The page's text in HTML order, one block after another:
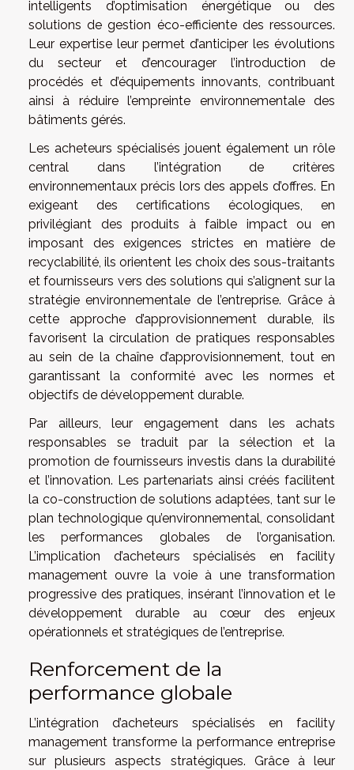
intelligents d’optimisation énergétique ou des
solutions de gestion éco-efficiente des ressources.
Leur expertise leur permet d’anticiper les évolutions
du secteur et d’encourager l’introduction de
procédés et d’équipements innovants, contribuant
ainsi à réduire l’empreinte environnementale des
bâtiments gérés.
Les acheteurs spécialisés jouent également un rôle
central dans l’intégration de critères
environnementaux précis lors des appels d’offres. En
exigeant des certifications écologiques, en
privilégiant des produits à faible impact ou en
imposant des exigences strictes en matière de
recyclabilité, ils orientent les choix des sous-traitants
et fournisseurs vers des solutions qui s’alignent sur la
stratégie environnementale de l’entreprise. Grâce à
cette approche d’approvisionnement durable, ils
favorisent la circulation de pratiques responsables
au sein de la chaîne d’approvisionnement, tout en
garantissant la conformité avec les normes et
objectifs de développement durable.
Par ailleurs, leur engagement dans les achats
responsables se traduit par la sélection et la
promotion de fournisseurs investis dans la durabilité
et l’innovation. Les partenariats ainsi créés facilitent
la co-construction de solutions adaptées, tant sur le
plan technologique qu’environnemental, consolidant
les performances globales de l’organisation.
L’implication d’acheteurs spécialisés en facility
management ouvre la voie à une transformation
progressive des pratiques, insérant l’innovation et le
développement durable au cœur des enjeux
opérationnels et stratégiques de l’entreprise.
Renforcement de la
performance globale
L’intégration d’acheteurs spécialisés en facility
management transforme la performance entreprise
sur plusieurs aspects stratégiques. Grâce à leur